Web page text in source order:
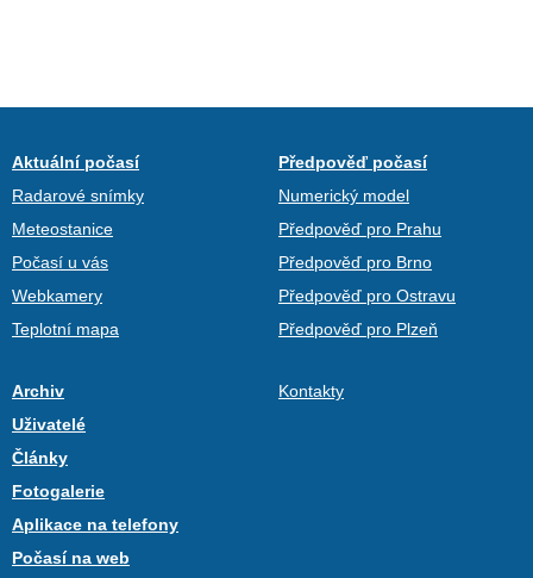
Aktuální počasí
Radarové snímky
Meteostanice
Počasí u vás
Webkamery
Teplotní mapa
Předpověď počasí
Numerický model
Předpověď pro Prahu
Předpověď pro Brno
Předpověď pro Ostravu
Předpověď pro Plzeň
Archiv
Uživatelé
Články
Fotogalerie
Aplikace na telefony
Počasí na web
Kontakty